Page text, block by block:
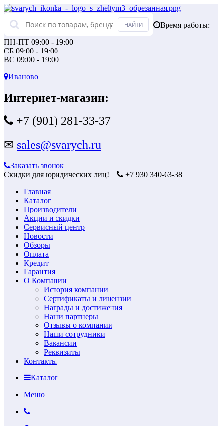
Время работы:
ПН-ПТ 09:00 - 19:00
СБ 09:00 - 19:00
ВС 09:00 - 19:00
Иваново
Интернет-магазин:
+7 (901) 281-33-37
✉ sales@svarych.ru
Заказать звонок
Скидки для юридических лиц!
+7 930 340-63-38
Главная
Каталог
Производители
Акции и скидки
Сервисный центр
Новости
Обзоры
Оплата
Кредит
Гарантия
О Компании
История компании
Сертификаты и лицензии
Награды и достижения
Наши партнеры
Отзывы о компании
Наши сотрудники
Вакансии
Реквизиты
Контакты
Каталог
Меню